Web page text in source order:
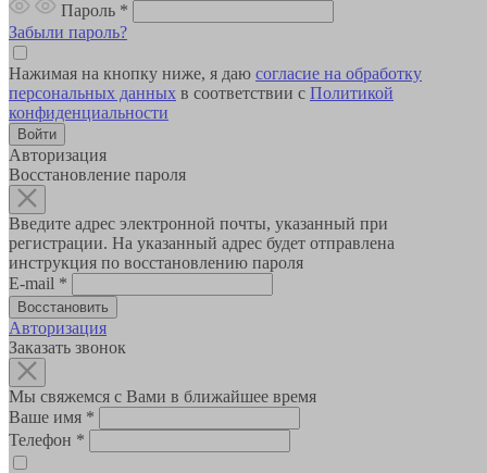
Пароль *
Забыли пароль?
Нажимая на кнопку ниже, я даю согласие на обработку
персональных данных в соответствии с Политикой
конфиденциальности
Авторизация
Восстановление пароля
Введите адрес электронной почты, указанный при
регистрации. На указанный адрес будет отправлена
инструкция по восстановлению пароля
E-mail *
Авторизация
Заказать звонок
Мы свяжемся с Вами в ближайшее время
Ваше имя *
Телефон *